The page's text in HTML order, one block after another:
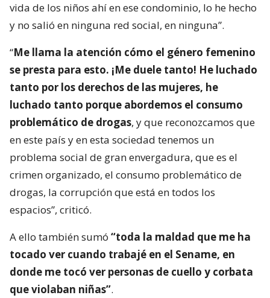
vida de los niños ahí en ese condominio, lo he hecho
y no salió en ninguna red social, en ninguna”.
“Me llama la atención cómo el género femenino
se presta para esto. ¡Me duele tanto! He luchado
tanto por los derechos de las mujeres, he
luchado tanto porque abordemos el consumo
problemático de drogas, y que reconozcamos que
en este país y en esta sociedad tenemos un
problema social de gran envergadura, que es el
crimen organizado, el consumo problemático de
drogas, la corrupción que está en todos los
espacios”, criticó.
A ello también sumó “toda la maldad que me ha
tocado ver cuando trabajé en el Sename, en
donde me tocó ver personas de cuello y corbata
que violaban niñas”.